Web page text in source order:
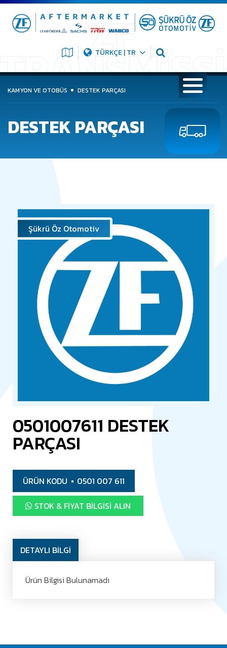
TÜRKÇE | TR
KAMYON VE OTOBÜS DESTEK PARÇASI
DESTEK PARÇASI
Şükrü Öz Otomotiv
0501007611 DESTEK
PARÇASI
ÜRÜN KODU 0501 007 611
STOK & FIYAT BILGISI ALIN
DETAYLI BİLGİ
Ürün Bilgisi Bulunamadı